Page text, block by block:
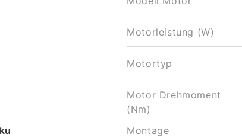
Motorleistung (W)
Motortyp
Motor Drehmoment
(Nm)
Montage